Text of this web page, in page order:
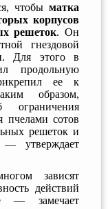
чтобы матка
корпусов
решеток. Он
гнездовой
Для этого в
продольную
ее к
образом,
ограничения
пчелами сотов
решеток и
— утверждает
зависят
действий
— замечает